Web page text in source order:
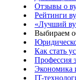
Отзывы о
Рейтинги
«Лучший
Выбираем
Как стать
Профессия
Экономика
IT-